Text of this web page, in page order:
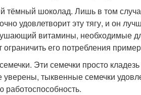
тёмный шоколад. Лишь в том
удовлетворит эту тягу, и он
витамины, необходимые
ограничить его потребления
Эти семечки просто
уверены, тыквенные семечки
работоспособность.